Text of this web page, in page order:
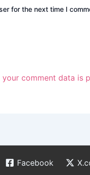
for the next time I
your comment data is
Facebook